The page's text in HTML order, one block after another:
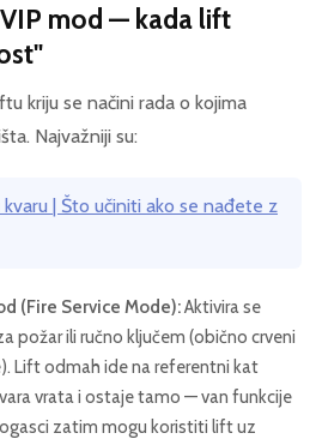
mod — kada lift
kriju se načini rada o kojima
Najvažniji su:
kvaru | Što učiniti ako se nađete z
(Fire Service Mode):Aktivira se
požar ili ručno ključem (obično crveni
Lift odmah ide na referentni kat
vrata i ostaje tamo — van funkcije
zatim mogu koristiti lift uz